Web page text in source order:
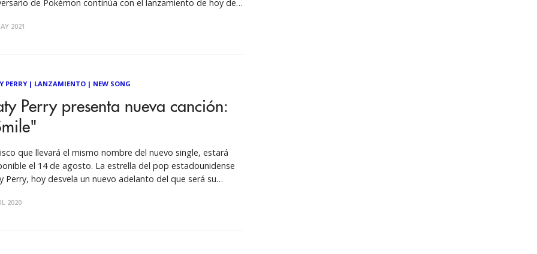
de Pokémon continúa con el lanzamiento de hoy del
cuyo amor por todo lo relacionado con Pokémon se
2021
PERRY| LANZAMIENTO| NEW SONG
Perry presenta nueva canción:
que llevará el mismo nombre del nuevo single, estará
el 14 de agosto. La estrella del pop estadounidense
Perry, hoy desvela un nuevo adelanto del que será su
donde afirma que la vida está llena
2020